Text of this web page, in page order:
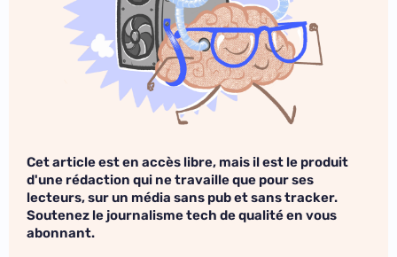
Cet article est en accès libre, mais il est le produit
d'une rédaction qui ne travaille que pour ses
lecteurs, sur un média sans pub et sans tracker.
Soutenez le journalisme tech de qualité en vous
abonnant.